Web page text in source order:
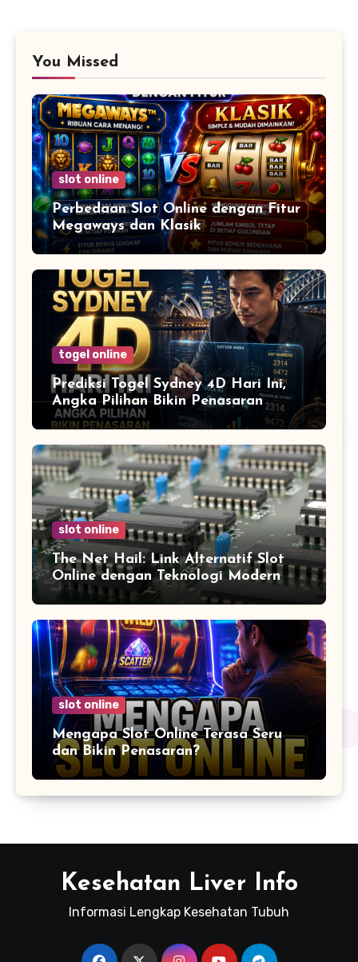
You Missed
slot online
Perbedaan Slot Online dengan Fitur
Megaways dan Klasik
togel online
Prediksi Togel Sydney 4D Hari Ini,
Angka Pilihan Bikin Penasaran
slot online
The Net Hail: Link Alternatif Slot
Online dengan Teknologi Modern
slot online
Mengapa Slot Online Terasa Seru
dan Bikin Penasaran?
Kesehatan Liver Info
Informasi Lengkap Kesehatan Tubuh